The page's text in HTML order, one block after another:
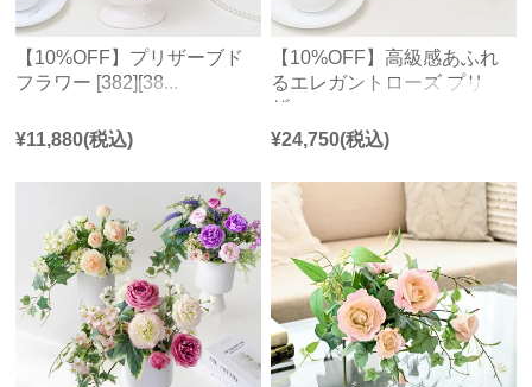
【10%OFF】プリザーブド
フラワー [382][38...
¥11,880(税込)
【10%OFF】高級感あふれ
るエレガントローズ プリ
ザ...
¥24,750(税込)